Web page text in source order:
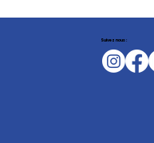
Suivez nous :